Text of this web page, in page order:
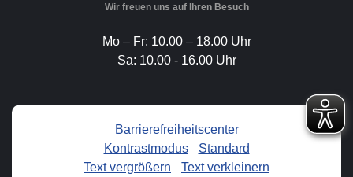
Wir freuen uns auf Ihren Besuch
Mo – Fr: 10.00 – 18.00 Uhr
Sa: 10.00 - 16.00 Uhr
Barrierefreiheitscenter
Kontrastmodus- Standard
Text vergrößern
Text verkleinern